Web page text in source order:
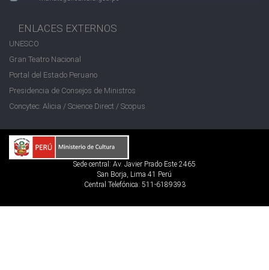
ENLACES EXTERNOS
UNESCO
Gran Teatro Nacional
Portal del Estado Peruano
Presidencia de Consejos de Ministros
Concytec: Alicia / Science Direct / Scopus
Sede central: Av. Javier Prado Este 2465
San Borja, Lima 41 Perú
Central Telefónica: 511-6189393